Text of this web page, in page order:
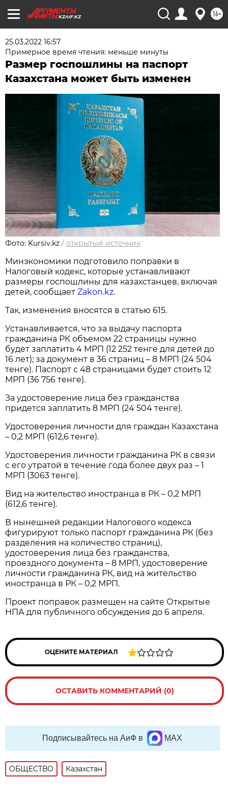
KZAIF.KZ 16+
25.03.2022 16:57
Примерное время чтения: меньше минуты
Размер госпошлины на паспорт
Казахстана может быть изменен
Фото: Kursiv.kz /открытый источник
Минэкономики подготовило поправки в
Налоговый кодекс, которые устанавливают
размеры госпошлины для казахстанцев, включая
детей, сообщаетZakon.kz.
Так, изменения вносятся в статью 615.
Устанавливается, что за выдачу паспорта
гражданина РК объемом 22 страницы нужно
будет заплатить 4 МРП (12 252 тенге для детей до
16 лет); за документ в 36 страниц – 8 МРП (24 504
тенге). Паспорт с 48 страницами будет стоить 12
МРП (36 756 тенге).
За удостоверение лица без гражданства
придется заплатить 8 МРП (24 504 тенге).
Удостоверения личности для граждан Казахстана
– 0,2 МРП (612,6 тенге).
Удостоверения личности гражданина РК в связи
с его утратой в течение года более двух раз – 1
МРП (3063 тенге).
Вид на жительство иностранца в РК – 0,2 МРП
(612,6 тенге).
В нынешней редакции Налогового кодекса
фигурируют только паспорт гражданина РК (без
разделения на количество страниц),
удостоверения лица без гражданства,
проездного документа – 8 МРП, удостоверение
личности гражданина РК, вид на жительство
иностранца в РК – 0,2 МРП.
Проект поправок размещен на сайте Открытые
НПА для публичного обсуждения до 6 апреля.
ОЦЕНИТЕ МАТЕРИАЛ
ОСТАВИТЬ КОММЕНТАРИЙ (0)
Подписывайтесь на АиФ в MAX
ОБЩЕСТВО Казахстан